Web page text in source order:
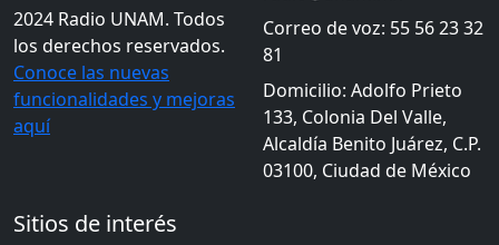
2024 Radio UNAM. Todos
los derechos reservados.
Conoce las nuevas
funcionalidades y mejoras
aquí
Correo de voz: 55 56 23 32
81
Domicilio: Adolfo Prieto
133, Colonia Del Valle,
Alcaldía Benito Juárez, C.P.
03100, Ciudad de México
Sitios de interés